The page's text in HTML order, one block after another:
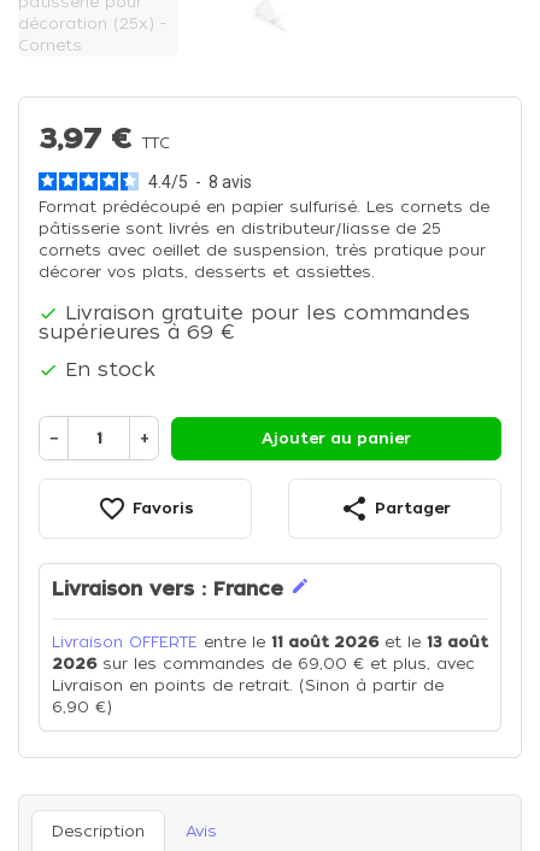
3,97 €TTC
4.4/5 - 8 avis
Format prédécoupé en papier sulfurisé. Les cornets de
pâtisserie sont livrés en distributeur/liasse de 25
cornets avec oeillet de suspension, très pratique pour
décorer vos plats, desserts et assiettes.
 Livraison gratuite pour les commandes
supérieures à 69 €
 En stock
− + Ajouter au panier
favorite_border Favoris share Partager
Livraison vers : France edit
Livraison OFFERTE entre le 11 août 2026et le 13 août
2026sur les commandes de 69,00 € et plus, avec
Livraison en points de retrait. (Sinon à partir de
6,90 €)
Description Avis